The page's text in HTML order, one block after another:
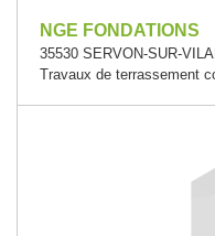
NGE FONDATIONS
35530 SERVON-SUR-
Travaux de terrassement